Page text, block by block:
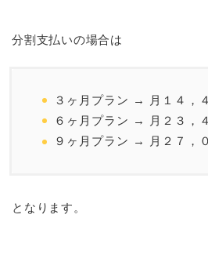
分割支払いの場合は
３ヶ月プラン → 月１４，
６ヶ月プラン → 月２３，
９ヶ月プラン → 月２７，
となります。